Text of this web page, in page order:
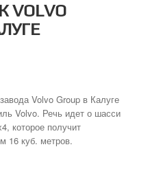
VOLVO
Volvo Group в Калуге
Volvo. Речь идет о шасси
которое получит
16 куб. метров.